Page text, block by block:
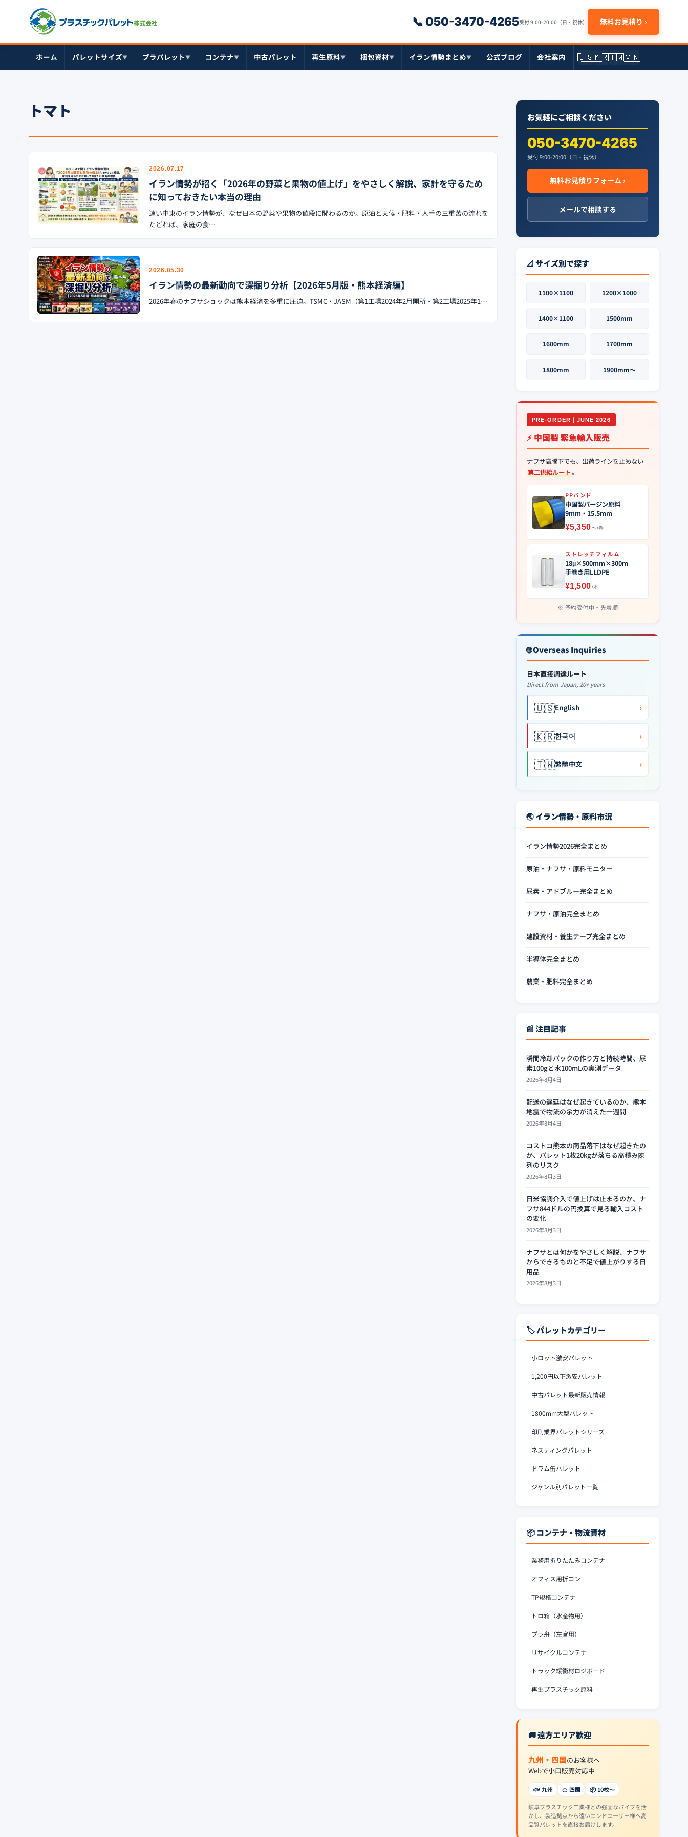
📞 050-3470-4265受付 9:00-20:00（日・祝休） 無料お見積り ›
ホーム パレットサイズ▼ プラパレット▼ コンテナ▼ 中古パレット 再生原料▼ 梱包資材▼ イラン情勢まとめ▼ 公式ブログ 会社案内 🇺🇸🇰🇷🇹🇼🇻🇳
トマト
2026.07.17
イラン情勢が招く「2026年の野菜と果物の値上げ」をやさしく解説、家計を守るため
に知っておきたい本当の理由
遠い中東のイラン情勢が、なぜ日本の野菜や果物の値段に関わるのか。原油と天候・肥料・人手の三重苦の流れを
たどれば、家庭の食…
2026.05.30
イラン情勢の最新動向で深掘り分析【2026年5月版・熊本経済編】
2026年春のナフサショックは熊本経済を多重に圧迫。TSMC・JASM（第1工場2024年2月開所・第2工場2025年1…
お気軽にご相談ください
050-3470-4265
受付 9:00-20:00（日・祝休）
無料お見積りフォーム ›
メールで相談する
📐 サイズ別で探す
1100×1100 1200×1000
1400×1100 1500mm
1600mm 1700mm
1800mm 1900mm〜
PRE-ORDER｜JUNE 2026
⚡ 中国製 緊急輸入販売
ナフサ高騰下でも、出荷ラインを止めない
第二供給ルート。
PPバンド
中国製バージン原料
9mm・15.5mm
¥5,350〜/巻
ストレッチフィルム
18μ×500mm×300m
手巻き用LLDPE
¥1,500/本
予約受付中・先着順
🌐 Overseas Inquiries
日本直接調達ルート
Direct from Japan, 20+ years
🇺🇸English ›
🇰🇷한국어 ›
🇹🇼繁體中文 ›
🌏 イラン情勢・原料市況
イラン情勢2026完全まとめ
原油・ナフサ・原料モニター
尿素・アドブルー完全まとめ
ナフサ・原油完全まとめ
建設資材・養生テープ完全まとめ
半導体完全まとめ
農業・肥料完全まとめ
📰 注目記事
瞬間冷却パックの作り方と持続時間、尿
素100gと水100mLの実測データ
2026年8月4日
配送の遅延はなぜ起きているのか、熊本
地震で物流の余力が消えた一週間
2026年8月4日
コストコ熊本の商品落下はなぜ起きたの
か、パレット1枚20kgが落ちる高積み陳
列のリスク
2026年8月3日
日米協調介入で値上げは止まるのか、ナ
フサ844ドルの円換算で見る輸入コスト
の変化
2026年8月3日
ナフサとは何かをやさしく解説、ナフサ
からできるものと不足で値上がりする日
用品
2026年8月3日
🏷️ パレットカテゴリー
小ロット激安パレット
1,200円以下激安パレット
中古パレット最新販売情報
1800mm大型パレット
印刷業界パレットシリーズ
ネスティングパレット
ドラム缶パレット
ジャンル別パレット一覧
📦 コンテナ・物流資材
業務用折りたたみコンテナ
オフィス用折コン
TP規格コンテナ
トロ箱（水産物用）
プラ舟（左官用）
リサイクルコンテナ
トラック緩衝材ロジボード
再生プラスチック原料
🚚 遠方エリア歓迎
九州・四国のお客様へ
Webで小口販売対応中
🐟 九州 🍊 四国 📦 10枚〜
岐阜プラスチック工業様との強固なパイプを活
かし、製造拠点から遠いエンドユーザー様へ高
品質パレットを直接お届けします。